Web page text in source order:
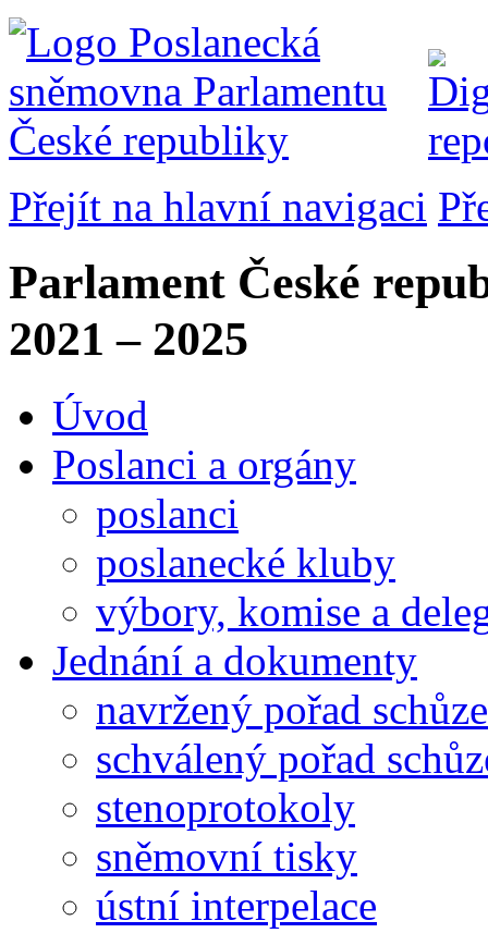
Přejít na hlavní navigaci
Parlament České
2021 – 2025
Úvod
Poslanci a orgány
poslanci
poslanecké kluby
výbory, komise a
Jednání a dokumenty
navržený pořad schůze
schválený pořad
stenoprotokoly
sněmovní tisky
ústní interpelace